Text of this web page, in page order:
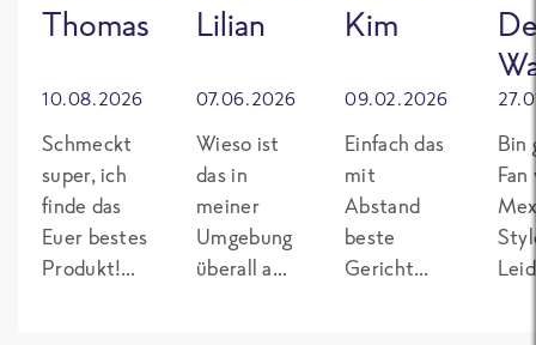
Thomas
10.08.2026
Schmeckt
super, ich
finde das
Euer bestes
Produkt!
Lilian
07.06.2026
Wieso ist
das in
meiner
Umgebung
überall aus
Kim
09.02.2026
Einfach das
mit
Abstand
beste
Gericht
Bin
Fan